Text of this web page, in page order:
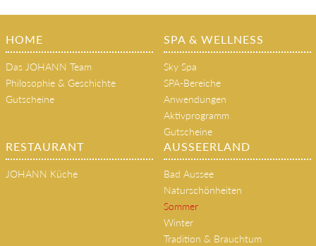
HOME
Das JOHANN Team
Philosophie & Geschichte
Gutscheine
SPA & WELLNESS
Sky Spa
SPA-Bereiche
Anwendungen
Aktivprogramm
Gutscheine
RESTAURANT
JOHANN Küche
AUSSEERLAND
Bad Aussee
Naturschönheiten
Sommer
Winter
Tradition & Brauchtum